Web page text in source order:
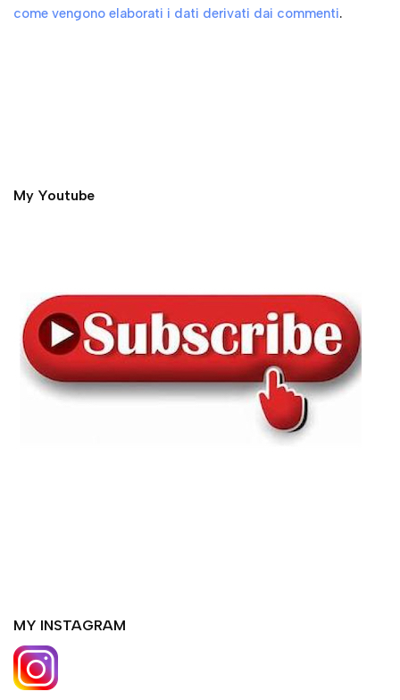
come vengono elaborati i dati derivati dai commenti.
My Youtube
MY INSTAGRAM